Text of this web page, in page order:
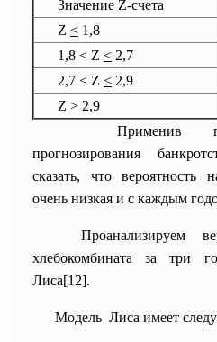
Значение Z-счета
Z < 1,8
1,8 < Z < 2,7
2,7 < Z < 2,9
Z > 2,9
Применив
прогнозирования
сказать, что вероятность
очень низкая и с каждым
Проанализируем
хлебокомбината за три
Лиса[12].
Модель Лиса имеет